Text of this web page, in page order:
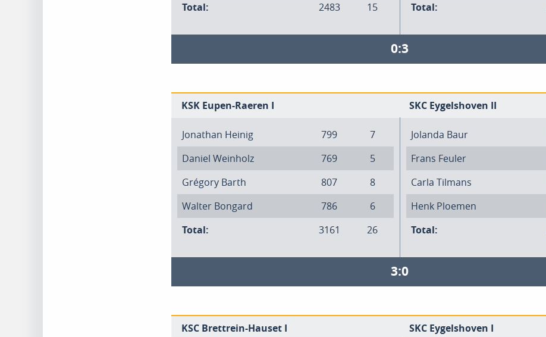
Total:
2483 15
Total:
0:3
KSK Eupen-Raeren I SKC Eygelshoven II
Jonathan Heinig 799
7
Daniel Weinholz
769
5
Grégory Barth
807
8
Walter Bongard
786
6
Total:
3161 26
Jolanda Baur
Frans Feuler
Carla Tilmans
Henk Ploemen
Total:
3:0
KSC Brettrein-Hauset I SKC Eygelshoven I